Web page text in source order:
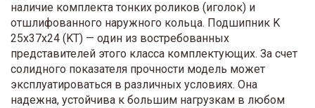
наличие комплекта тонких роликов (иголок) и
отшлифованного наружного кольца. Подшипник K
25x37x24 (KT) — один из востребованных
представителей этого класса комплектующих. За счет
солидного показателя прочности модель может
эксплуатироваться в различных условиях. Она
надежна, устойчива к большим нагрузкам в любом